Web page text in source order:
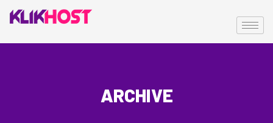
ARCHIVE